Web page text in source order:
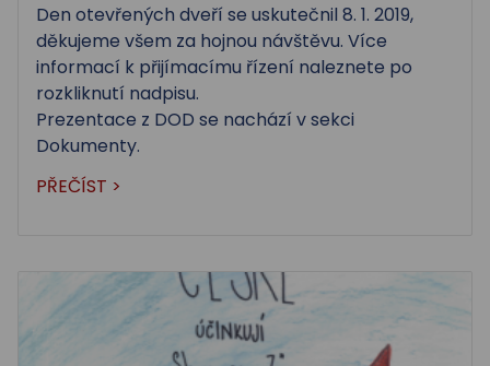
Den otevřených dveří se uskutečnil 8. 1. 2019,
děkujeme všem za hojnou návštěvu. Více
informací k přijímacímu řízení naleznete po
rozkliknutí nadpisu.
Prezentace z DOD se nachází v sekci
Dokumenty.
PŘEČÍST